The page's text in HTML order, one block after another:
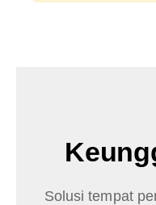
Solusi tempat